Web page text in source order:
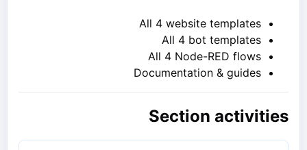
All 4 website templates
All 4 bot templates
All 4 Node-RED flows
Documentation & guides
Section activities